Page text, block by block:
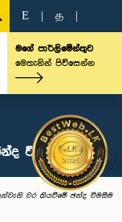
E த
මගේ පාර්ලිමේන්තුව
මෙතැනින් පිවිසෙන්න
විමසීම
වර කියවීමේ ඡන්ද විමසීම